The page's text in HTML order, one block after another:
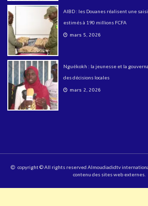
AIBD : les Douanes réalisent une
estimés à 190 millions FCFA
mars 5, 2026
Nguékokh : la jeunesse et la
des décisions locales
mars 2, 2026
copyright © All rights reserved Almoudiadidtv
contenu des sites web externes.